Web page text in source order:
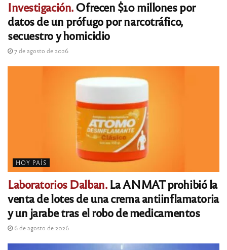
Investigación.Ofrecen $10 millones por
datos de un prófugo por narcotráfico,
secuestro y homicidio
7 de agosto de 2026
HOY PAÍS
Laboratorios Dalban.La ANMAT prohibió la
venta de lotes de una crema antiinflamatoria
y un jarabe tras el robo de medicamentos
6 de agosto de 2026